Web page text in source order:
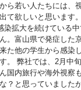
ら若い人たちには、
て欲しいと思います
染拡大を続けている
。富山県で発症した
た他の学生から感染
。
弊社では、2月中
国内旅行や海外視察
？と思っていました